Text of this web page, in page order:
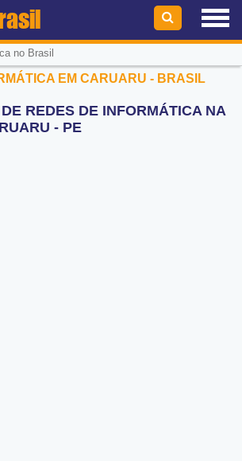
no Brasil
EM CARUARU - BRASIL
REDES DE INFORMÁTICA NA
- PE